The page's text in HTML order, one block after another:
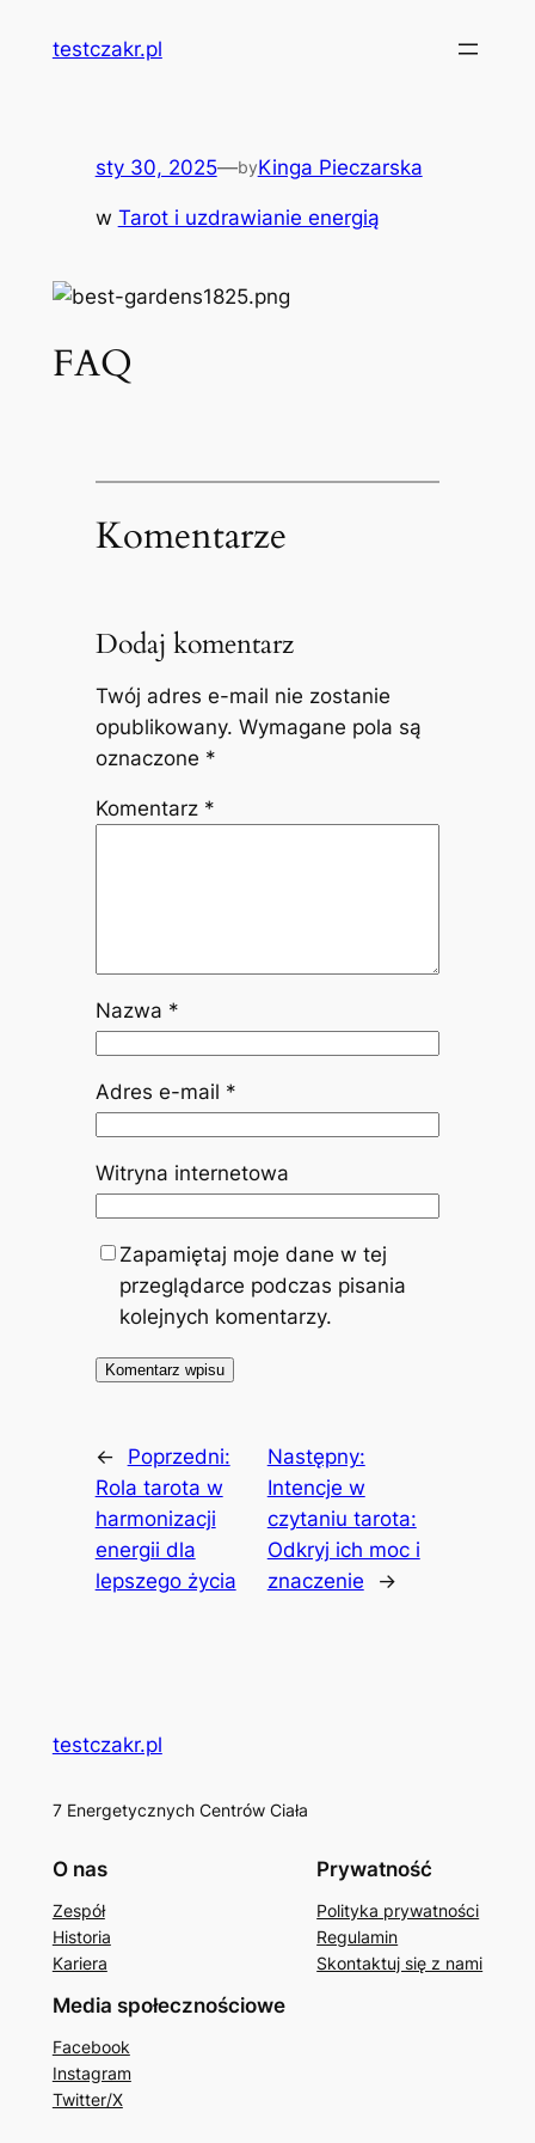
testczakr.pl
sty 30, 2025—byKinga Pieczarska
w Tarot i uzdrawianie energią
FAQ
Komentarze
Dodaj komentarz
Twój adres e-mail nie zostanie
opublikowany. Wymagane pola są
oznaczone *
Komentarz *
Nazwa *
Adres e-mail *
Witryna internetowa
Zapamiętaj moje dane w tej
przeglądarce podczas pisania
kolejnych komentarzy.
←
Poprzedni:
Rola tarota w
harmonizacji
energii dla
lepszego życia
Następny:
Intencje w
czytaniu tarota:
Odkryj ich moc i
znaczenie
→
testczakr.pl
7 Energetycznych Centrów Ciała
O nas
Zespół
Historia
Kariera
Prywatność
Polityka prywatności
Regulamin
Skontaktuj się z nami
Media społecznościowe
Facebook
Instagram
Twitter/X